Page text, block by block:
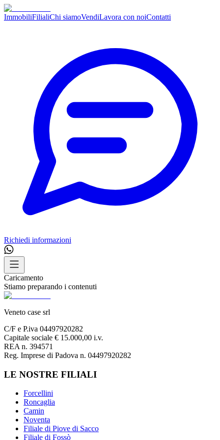
ImmobiliFilialiChi siamoVendiLavora con noiContatti
Richiedi informazioni
Caricamento
Stiamo preparando i contenuti
Veneto case srl
C/F e P.iva 04497920282
Capitale sociale € 15.000,00 i.v.
REA n. 394571
Reg. Imprese di Padova n. 04497920282
LE NOSTRE FILIALI
Forcellini
Roncaglia
Camin
Noventa
Filiale di Piove di Sacco
Filiale di Fossò